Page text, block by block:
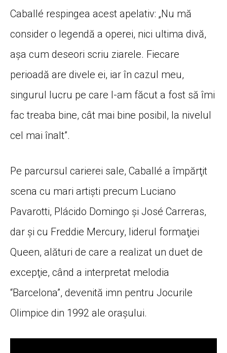
Caballé respingea acest apelativ: „Nu mă
consider o legendă a operei, nici ultima divă,
aşa cum deseori scriu ziarele. Fiecare
perioadă are divele ei, iar în cazul meu,
singurul lucru pe care l-am făcut a fost să îmi
fac treaba bine, cât mai bine posibil, la nivelul
cel mai înalt”.
Pe parcursul carierei sale, Caballé a împărţit
scena cu mari artişti precum Luciano
Pavarotti, Plácido Domingo şi José Carreras,
dar şi cu Freddie Mercury, liderul formaţiei
Queen, alături de care a realizat un duet de
excepţie, când a interpretat melodia
“Barcelona”, devenită imn pentru Jocurile
Olimpice din 1992 ale oraşului.